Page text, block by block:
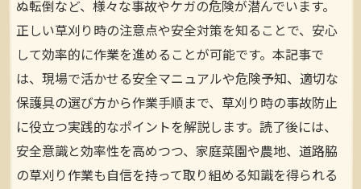
ぬ転倒など、様々な事故やケガの危険が潜んでいます。
正しい草刈り時の注意点や安全対策を知ることで、安心
して効率的に作業を進めることが可能です。本記事で
は、現場で活かせる安全マニュアルや危険予知、適切な
保護具の選び方から作業手順まで、草刈り時の事故防止
に役立つ実践的なポイントを解説します。読了後には、
安全意識と効率性を高めつつ、家庭菜園や農地、道路脇
の草刈り作業も自信を持って取り組める知識を得られる